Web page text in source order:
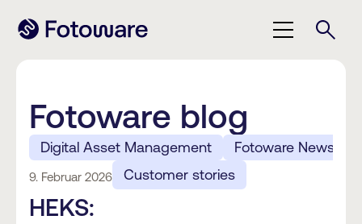
Fotoware blog
Digital Asset Management Fotoware News
9. Februar 2026 Customer stories
HEKS: